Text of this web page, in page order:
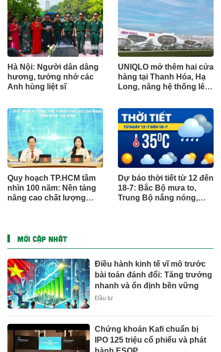
Hà Nội: Người dân dâng
hương, tưởng nhớ các
Anh hùng liệt sĩ
UNIQLO mở thêm hai cửa
hàng tại Thanh Hóa, Hạ
Long, nâng hệ thống lên
quốc
Quy hoạch TP.HCM tầm
nhìn 100 năm: Nền tảng
nâng cao chất lượng
Dự báo thời tiết từ 12 đến
18-7: Bắc Bộ mưa to,
Trung Bộ nắng nóng,
MỚI CẬP NHẬT
Điều hành kinh tế vĩ mô trước
bài toán đánh đổi: Tăng trưởng
nhanh và ổn định bền vững
Đầu tư
Chứng khoán Kafi chuẩn bị
IPO 125 triệu cổ phiếu và phát